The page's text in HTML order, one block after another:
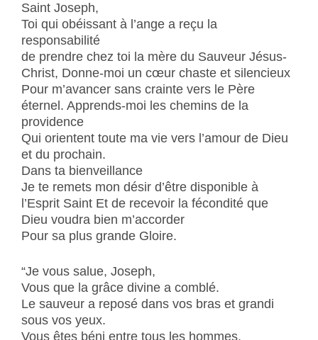
Saint Joseph,
Toi qui obéissant à l’ange a reçu la
responsabilité
de prendre chez toi la mère du Sauveur Jésus-
Christ, Donne-moi un cœur chaste et silencieux
Pour m’avancer sans crainte vers le Père
éternel. Apprends-moi les chemins de la
providence
Qui orientent toute ma vie vers l’amour de Dieu
et du prochain.
Dans ta bienveillance
Je te remets mon désir d’être disponible à
l’Esprit Saint Et de recevoir la fécondité que
Dieu voudra bien m’accorder
Pour sa plus grande Gloire.
“Je vous salue, Joseph,
Vous que la grâce divine a comblé.
Le sauveur a reposé dans vos bras et grandi
sous vos yeux.
Vous êtes béni entre tous les hommes,